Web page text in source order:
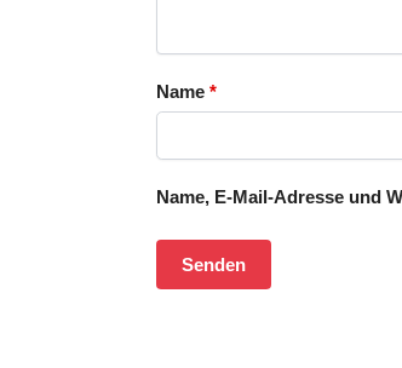
Name *
Name, E-Mail-Adresse und